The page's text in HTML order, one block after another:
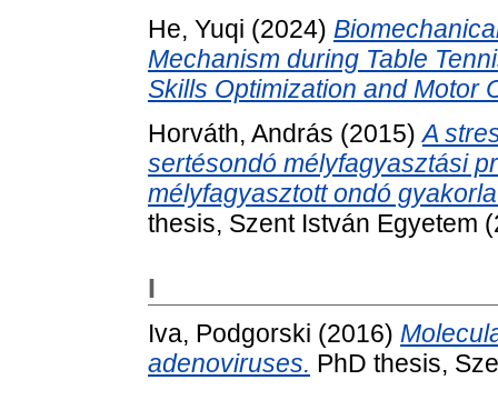
He, Yuqi (2024)
Mechanism during Table
Skills Optimization and Motor
Horváth, András (2015)A
sertésondó mélyfagyasztási
mélyfagyasztott ondó
thesis, Szent István Egyetem
I
Iva, Podgorski (2016)
adenoviruses. PhD thesis,